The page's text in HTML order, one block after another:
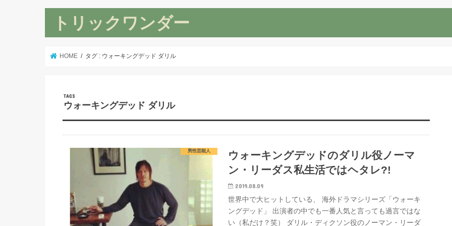
トリックワンダー
HOME タグ : ウォーキングデッド ダリル
ウォーキングデッド ダリル
男性芸能人
ウォーキングデッドのダリル役ノーマ
ン・リーダス私生活ではヘタレ?!
2019.08.09
世界中で大ヒットしている、 海外ドラマシリーズ「ウォーキ
ングデッド」 出演者の中でも一番人気と言っても過言ではな
い（私だけ？笑） ダリル・ディクソン役のノーマン・リーダ